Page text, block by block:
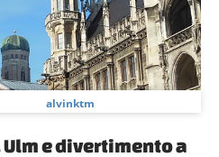
alvinktm
e divertimento a